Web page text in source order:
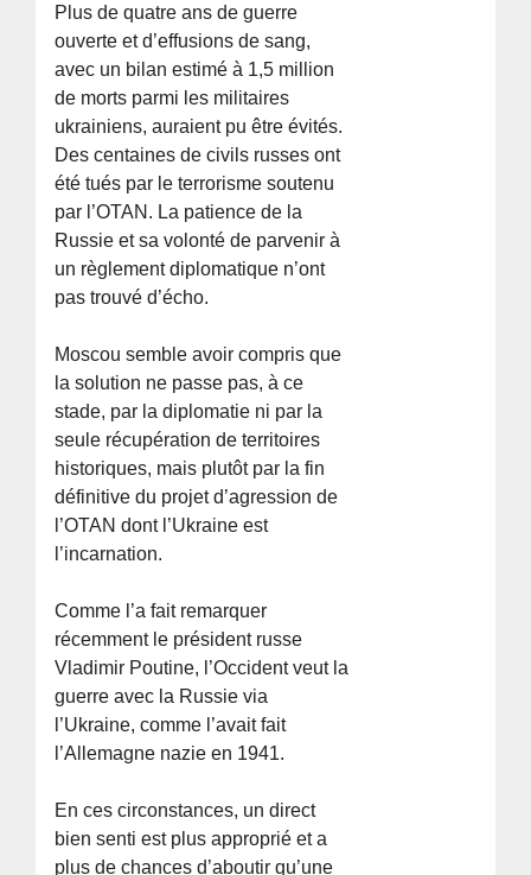
Plus de quatre ans de guerre
ouverte et d’effusions de sang,
avec un bilan estimé à 1,5 million
de morts parmi les militaires
ukrainiens, auraient pu être évités.
Des centaines de civils russes ont
été tués par le terrorisme soutenu
par l’OTAN. La patience de la
Russie et sa volonté de parvenir à
un règlement diplomatique n’ont
pas trouvé d’écho.
Moscou semble avoir compris que
la solution ne passe pas, à ce
stade, par la diplomatie ni par la
seule récupération de territoires
historiques, mais plutôt par la fin
définitive du projet d’agression de
l’OTAN dont l’Ukraine est
l’incarnation.
Comme l’a fait remarquer
récemment le président russe
Vladimir Poutine, l’Occident veut la
guerre avec la Russie via
l’Ukraine, comme l’avait fait
l’Allemagne nazie en 1941.
En ces circonstances, un direct
bien senti est plus approprié et a
plus de chances d’aboutir qu’une